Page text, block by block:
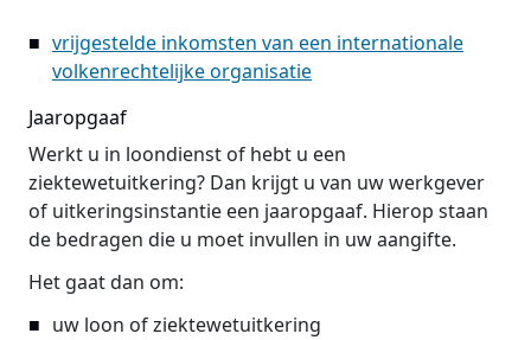
vrijgestelde inkomsten van een internationale
volkenrechtelijke organisatie
Jaaropgaaf
Werkt u in loondienst of hebt u een
ziektewetuitkering? Dan krijgt u van uw werkgever
of uitkeringsinstantie een jaaropgaaf. Hierop staan
de bedragen die u moet invullen in uw aangifte.
Het gaat dan om:
uw loon of ziektewetuitkering